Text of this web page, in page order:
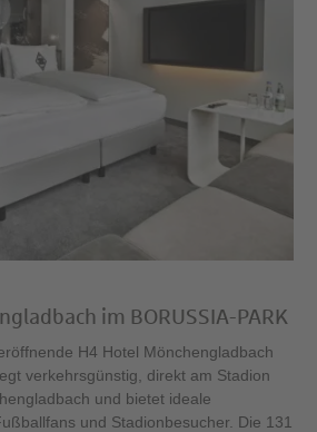
im BORUSSIA-PARK
H4 Hotel Mönchengladbach
verkehrsgünstig, direkt am Stadion
und bietet ideale
und Stadionbesucher. Die 131